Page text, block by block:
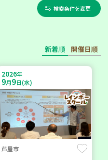
検索条件を変更
新着順 開催日順
2026年
9月9日(水)
芦屋市